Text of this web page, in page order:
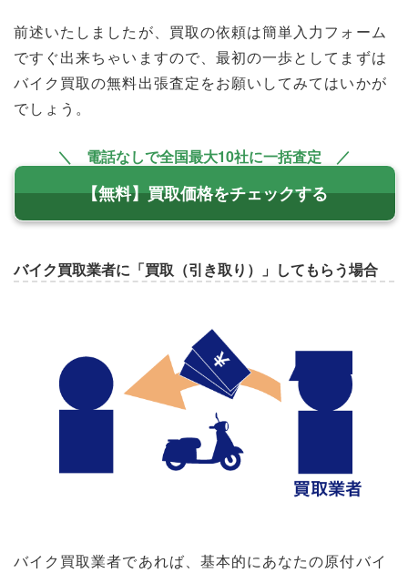
前述いたしましたが、買取の依頼は簡単入力フォーム
ですぐ出来ちゃいますので、最初の一歩としてまずは
バイク買取の無料出張査定をお願いしてみてはいかが
でしょう。
＼ 電話なしで全国最大10社に一括査定 ／
【無料】買取価格をチェックする
バイク買取業者に「買取（引き取り）」してもらう場合
バイク買取業者であれば、基本的にあなたの原付バイ